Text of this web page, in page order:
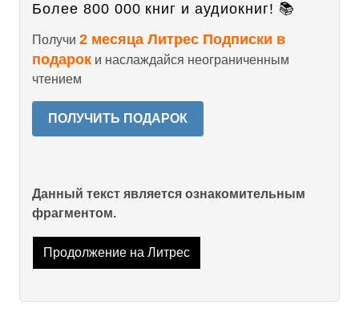
Более 800 000 книг и аудиокниг! 📚
Получи 2 месяца Литрес Подписки в
подарок и наслаждайся неограниченным
чтением
ПОЛУЧИТЬ ПОДАРОК
Данный текст является ознакомительным
фрагментом.
Продолжение на Литрес